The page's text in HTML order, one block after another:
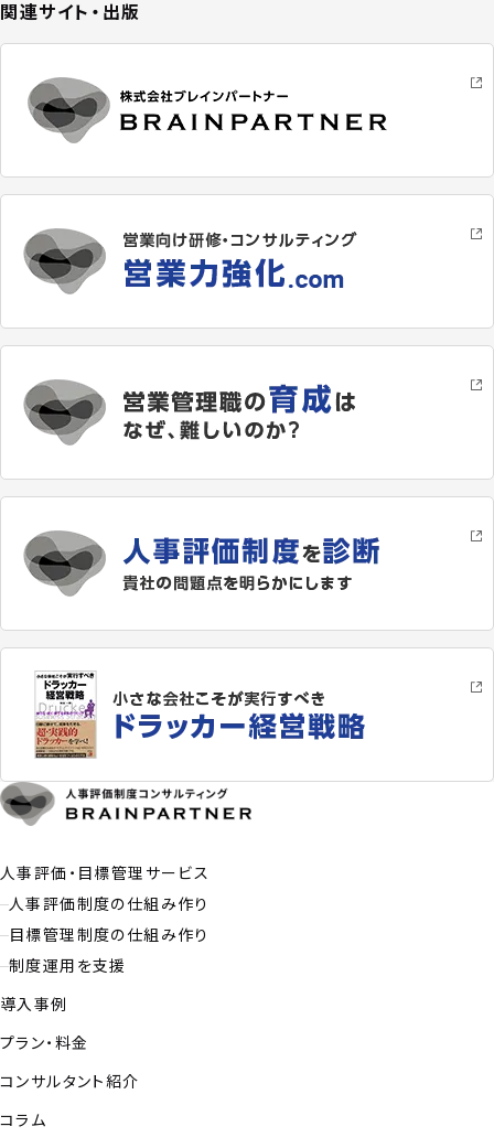
関連サイト・出版
人事評価・目標管理サービス
人事評価制度の仕組み作り
目標管理制度の仕組み作り
制度運用を支援
導入事例
プラン・料金
コンサルタント紹介
コラム